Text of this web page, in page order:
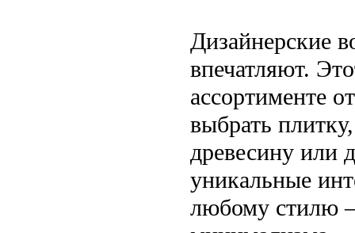
Дизайнерские
впечатляют.
ассортименте
выбрать
древесину или
уникальные
любому стилю